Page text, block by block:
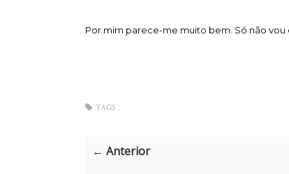
Por mim parece-me muito bem. Só não
TAGS :
← Anterior